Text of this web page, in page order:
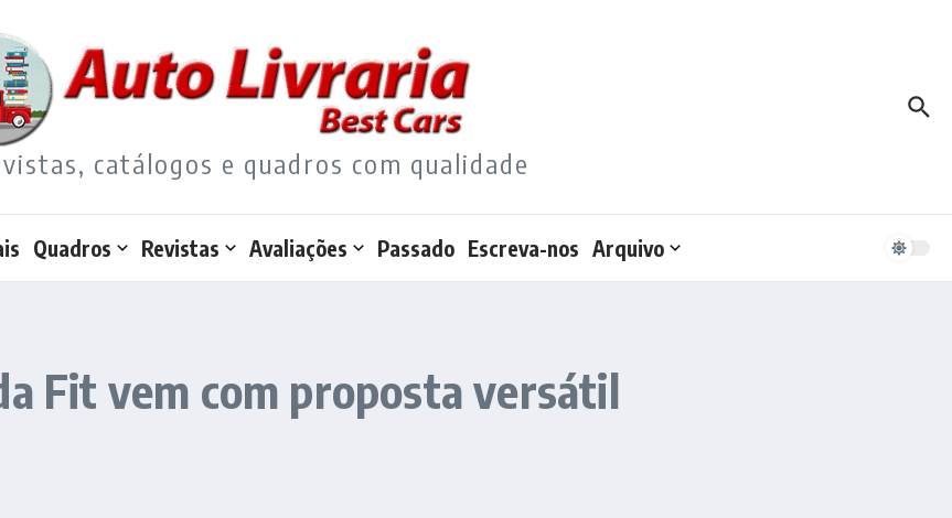
catálogos e quadros com qualidade
Quadros Revistas Avaliações Passado Escreva-nos Arquivo
Fit vem com proposta versátil